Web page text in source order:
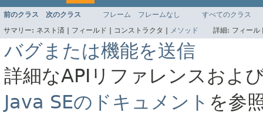
前のクラス 次のクラス フレーム フレームなし
すべてのクラス
サマリー: ネスト済 | フィールド | コンストラクタ | メソッド 詳細: フィー
バグまたは機能を送信
詳細なAPIリファレンスおよ
Java SEのドキュメント を参